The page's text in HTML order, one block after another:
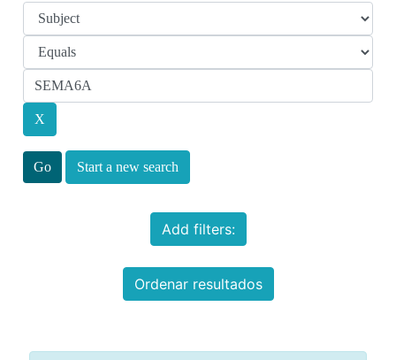
Start a new search
Add filters:
Ordenar resultados